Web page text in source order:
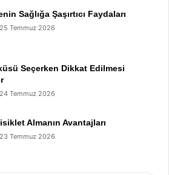
Sağlığa Şaşırtıcı Faydaları
25 Temmuz 2026
Seçerken Dikkat Edilmesi
24 Temmuz 2026
Almanın Avantajları
23 Temmuz 2026